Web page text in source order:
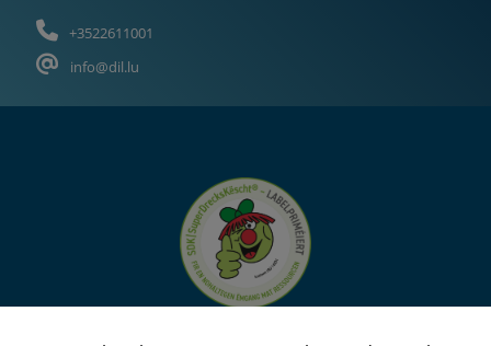
+3522611001
info@dil.lu